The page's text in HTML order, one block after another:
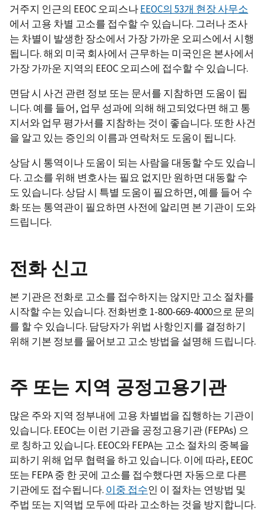
거주지 인근의 EEOC 오피스나EEOC의 53개 현장 사무소
에서 고용 차별 고소를 접수할 수 있습니다. 그러나 조사
는 차별이 발생한 장소에서 가장 가까운 오피스에서 시행
됩니다. 해외 미국 회사에서 근무하는 미국인은 본사에서
가장 가까운 지역의 EEOC 오피스에 접수할 수 있습니다.
면담 시 사건 관련 정보 또는 문서를 지참하면 도움이 됩
니다. 예를 들어, 업무 성과에 의해 해고되었다면 해고 통
지서와 업무 평가서를 지참하는 것이 좋습니다. 또한 사건
을 알고 있는 증인의 이름과 연락처도 도움이 됩니다.
상담 시 통역이나 도움이 되는 사람을 대동할 수도 있습니
다. 고소를 위해 변호사는 필요 없지만 원하면 대동할 수
도 있습니다. 상담 시 특별 도움이 필요하면, 예를 들어 수
화 또는 통역관이 필요하면 사전에 알리면 본 기관이 도와
드립니다.
전화 신고
본 기관은 전화로 고소를 접수하지는 않지만 고소 절차를
시작할 수는 있습니다. 전화번호 1-800-669-4000으로 문의
를 할 수 있습니다. 담당자가 위법 사항인지를 결정하기
위해 기본 정보를 물어보고 고소 방법을 설명해 드립니다.
주 또는 지역 공정고용기관
많은 주와 지역 정부내에 고용 차별법을 집행하는 기관이
있습니다. EEOC는 이런 기관을 공정고용기관 (FEPAs) 으
로 칭하고 있습니다. EEOC와 FEPA는 고소 절차의 중복을
피하기 위해 업무 협력을 하고 있습니다. 이에 따라, EEOC
또는 FEPA 중 한 곳에 고소를 접수했다면 자동으로 다른
기관에도 접수됩니다. 이중 접수인 이 절차는 연방법 및
주법 또는 지역법 모두에 따라 고소하는 것을 방지합니다.